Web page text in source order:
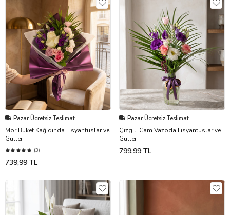
Pazar Ücretsiz Teslimat
Mor Buket Kağıdında Lisyantuslar ve
Güller
(3)
739,99 TL
Pazar Ücretsiz Teslimat
Çizgili Cam Vazoda Lisyantuslar ve
Güller
799,99 TL